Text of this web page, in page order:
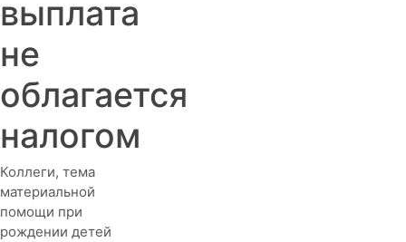
выплата
не
облагается
налогом
Коллеги, тема
материальной
помощи при
рождении детей